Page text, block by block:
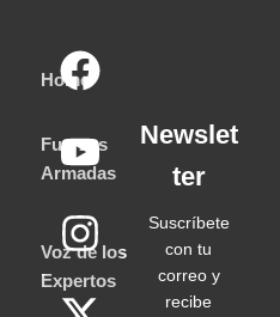
Home
Fuerzas
Armadas
Voz de los
Expertos
Newslet
ter
Suscríbete
con tu
correo y
recibe